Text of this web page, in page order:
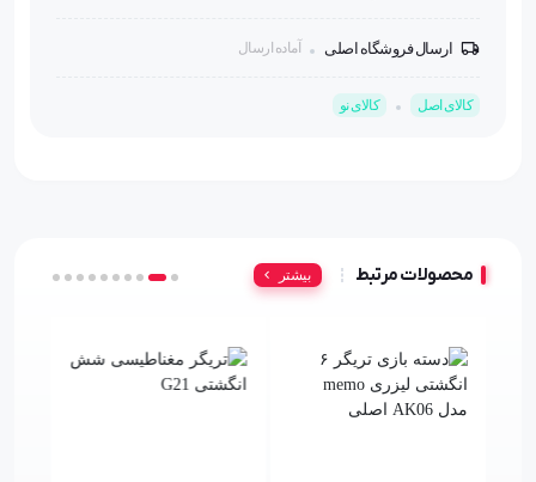
ارسال فروشگاه اصلی آماده ارسال
کالای اصل کالای نو
محصولات مرتبط بیشتر